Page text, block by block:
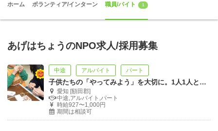
ホーム ボランティア/インターン 職員/バイト 1
あげはちょうのNPO求人/採用募集
中途 アルバイト パート
子供たちの「やってみよう」を大切に。1人1人と向き合う児童指導員の仕事
愛知 [額田郡]
中途,アルバイト,パート
時給927〜1,000円
期間は相談可